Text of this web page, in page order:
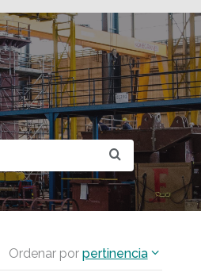
Ordenar por pertinencia